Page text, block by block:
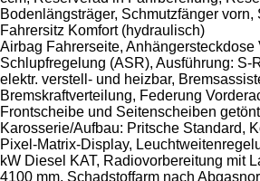
Bodenlängsträger, Schmutzfänger vorn,
Fahrersitz Komfort (hydraulisch)
Airbag Fahrerseite, Anhängersteckdose
Schlupfregelung (ASR), Ausführung: S-
elektr. verstell- und heizbar,
Bremskraftverteilung, Federung
Frontscheibe und Seitenscheiben
Karosserie/Aufbau: Pritsche Standard,
Pixel-Matrix-Display,
kW Diesel KAT, Radiovorbereitung mit
4100 mm, Schadstoffarm nach